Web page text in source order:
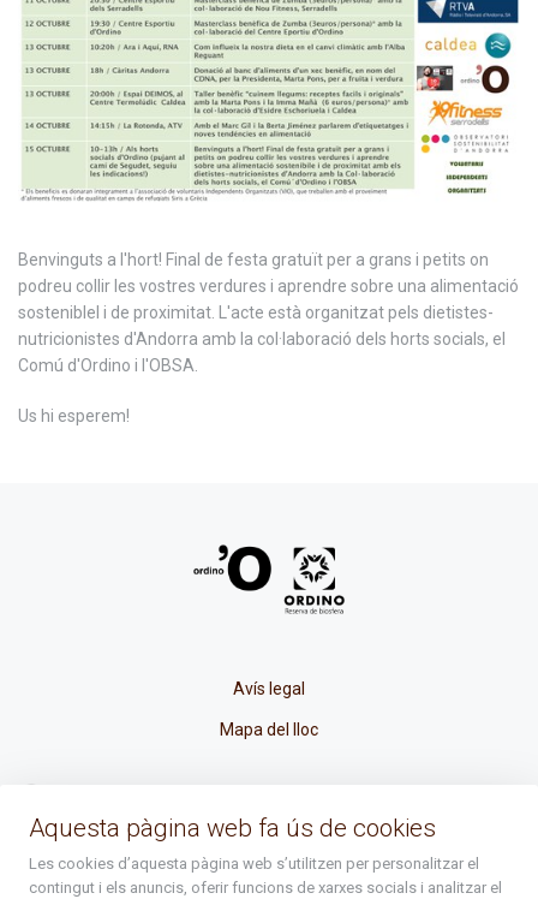
Benvinguts a l'hort! Final de festa gratuït per a grans i petits on
podreu collir les vostres verdures i aprendre sobre una alimentació
sosteniblel i de proximitat. L'acte està organitzat pels dietistes-
nutricionistes d'Andorra amb la col·laboració dels horts socials, el
Comú d'Ordino i l'OBSA.
Us hi esperem!
Avís legal
Mapa del lloc
atenciociutadana@ordino.ad
+376 878 100
Aquesta pàgina web fa ús de cookies
Les cookies d’aquesta pàgina web s’utilitzen per personalitzar el
contingut i els anuncis, oferir funcions de xarxes socials i analitzar el